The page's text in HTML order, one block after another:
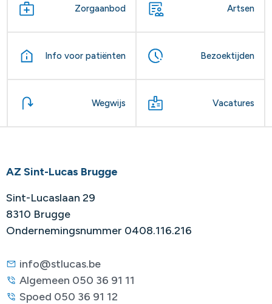
Zorgaanbod Artsen
Info voor patiënten Bezoektijden
Wegwijs Vacatures
AZ Sint-Lucas Brugge
Sint-Lucaslaan 29
8310 Brugge
Ondernemingsnummer 0408.116.216
info@stlucas.be
Algemeen 050 36 91 11
Spoed 050 36 91 12